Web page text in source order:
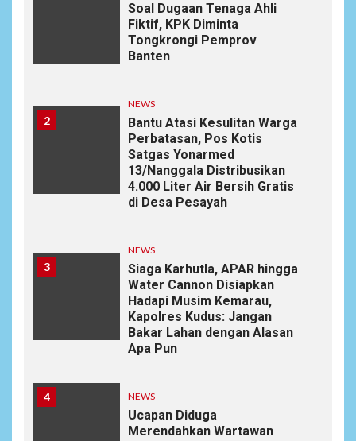
Soal Dugaan Tenaga Ahli
Fiktif, KPK Diminta
Tongkrongi Pemprov
Banten
2
NEWS
Bantu Atasi Kesulitan Warga
Perbatasan, Pos Kotis
Satgas Yonarmed
13/Nanggala Distribusikan
4.000 Liter Air Bersih Gratis
di Desa Pesayah
3
NEWS
Siaga Karhutla, APAR hingga
Water Cannon Disiapkan
Hadapi Musim Kemarau,
Kapolres Kudus: Jangan
Bakar Lahan dengan Alasan
Apa Pun
4 NEWS
Ucapan Diduga
Merendahkan Wartawan